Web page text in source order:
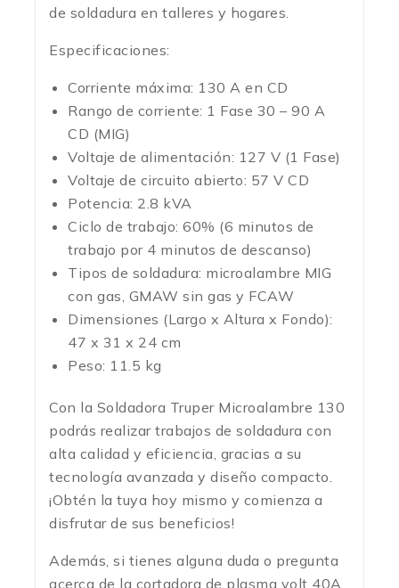
de soldadura en talleres y hogares.
Especificaciones:
Corriente máxima: 130 A en CD
Rango de corriente: 1 Fase 30 – 90 A
CD (MIG)
Voltaje de alimentación: 127 V (1 Fase)
Voltaje de circuito abierto: 57 V CD
Potencia: 2.8 kVA
Ciclo de trabajo: 60% (6 minutos de
trabajo por 4 minutos de descanso)
Tipos de soldadura: microalambre MIG
con gas, GMAW sin gas y FCAW
Dimensiones (Largo x Altura x Fondo):
47 x 31 x 24 cm
Peso: 11.5 kg
Con la Soldadora Truper Microalambre 130
podrás realizar trabajos de soldadura con
alta calidad y eficiencia, gracias a su
tecnología avanzada y diseño compacto.
¡Obtén la tuya hoy mismo y comienza a
disfrutar de sus beneficios!
Además, si tienes alguna duda o pregunta
acerca de la cortadora de plasma volt 40A